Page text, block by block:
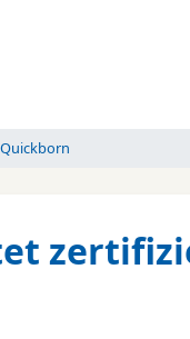
Quickborn